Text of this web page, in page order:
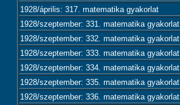
1928/április: 317. matematika gyakorlat
1928/szeptember: 331. matematika gyakorlat
1928/szeptember: 332. matematika gyakorlat
1928/szeptember: 333. matematika gyakorlat
1928/szeptember: 334. matematika gyakorlat
1928/szeptember: 335. matematika gyakorlat
1928/szeptember: 336. matematika gyakorlat